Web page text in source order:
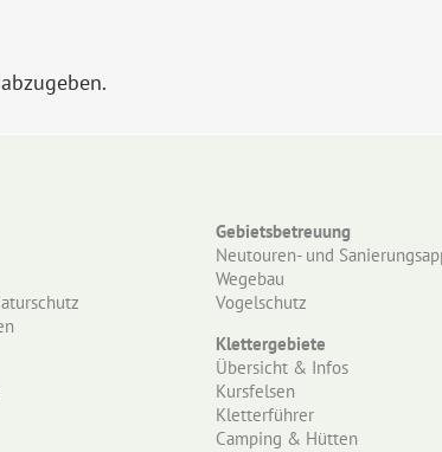
Gebietsbetreuung
Neutouren- und
Wegebau
Vogelschutz
Klettergebiete
Übersicht & Infos
Kursfelsen
Kletterführer
Camping & Hütten